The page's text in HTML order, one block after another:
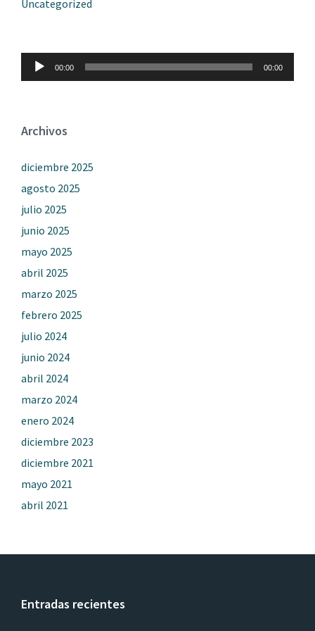
Uncategorized
Reproductor
audio
00:00 00:00
Archivos
diciembre 2025
agosto 2025
julio 2025
junio 2025
mayo 2025
abril 2025
marzo 2025
febrero 2025
julio 2024
junio 2024
abril 2024
marzo 2024
enero 2024
diciembre 2023
diciembre 2021
mayo 2021
abril 2021
Entradas recientes